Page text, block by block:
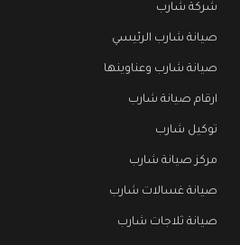
شركة شارب
صيانة شارب الرئيسي
صيانة شارب وعناوينها
ارقام صيانة شارب
توكيل شارب
مركز صيانة شارب
صيانة غسالات شارب
صيانة ثلاجات شارب